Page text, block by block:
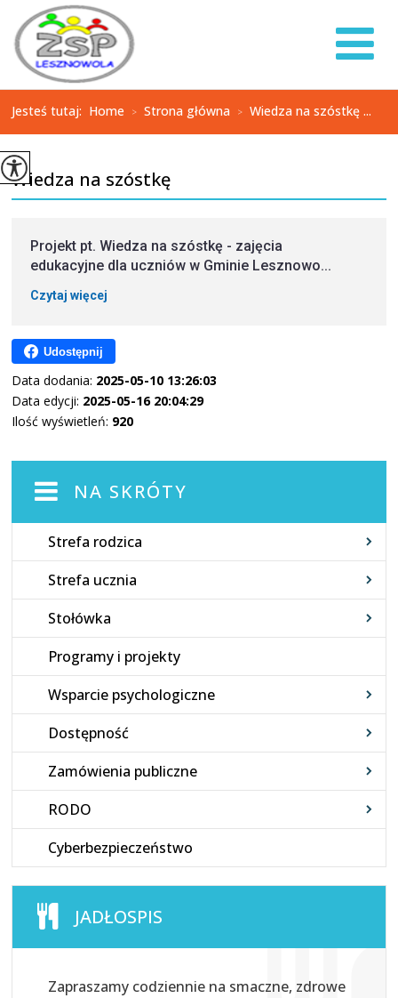
Jesteś tutaj: Home > Strona główna > Wiedza na szóstkę ...
Wiedza na szóstkę
Projekt pt. Wiedza na szóstkę - zajęcia
edukacyjne dla uczniów w Gminie Lesznowo...
Czytaj więcej
Udostępnij
Data dodania: 2025-05-10 13:26:03
Data edycji: 2025-05-16 20:04:29
Ilość wyświetleń: 920
NA SKRÓTY
Strefa rodzica
Strefa ucznia
Stołówka
Programy i projekty
Wsparcie psychologiczne
Dostępność
Zamówienia publiczne
RODO
Cyberbezpieczeństwo
JADŁOSPIS
Zapraszamy codziennie na smaczne, zdrowe